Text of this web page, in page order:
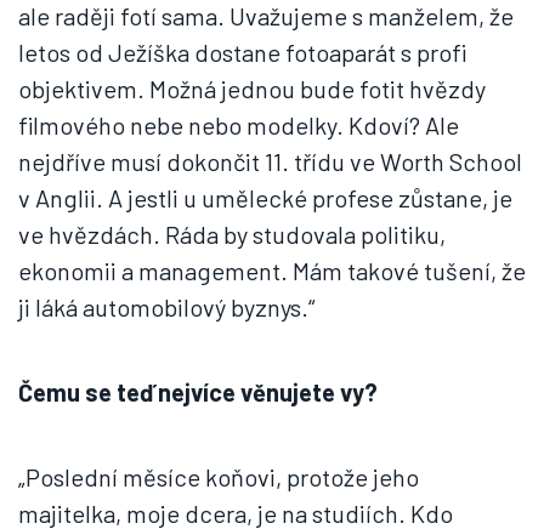
ale raději fotí sama. Uvažujeme s manželem, že
letos od Ježíška dostane fotoaparát s profi
objektivem. Možná jednou bude fotit hvězdy
filmového nebe nebo modelky. Kdoví? Ale
nejdříve musí dokončit 11. třídu ve Worth School
v Anglii. A jestli u umělecké profese zůstane, je
ve hvězdách. Ráda by studovala politiku,
ekonomii a management. Mám takové tušení, že
ji láká automobilový byznys.“
Čemu se teď nejvíce věnujete vy?
„Poslední měsíce koňovi, protože jeho
majitelka, moje dcera, je na studiích. Kdo